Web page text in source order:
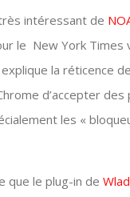
intéressant de
le New York Times
la réticence
d’accepter des
les «
que le plug-in de